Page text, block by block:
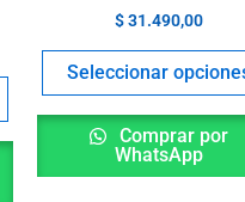
product
page
$31.490,00
Seleccionar
Comprar por
WhatsApp